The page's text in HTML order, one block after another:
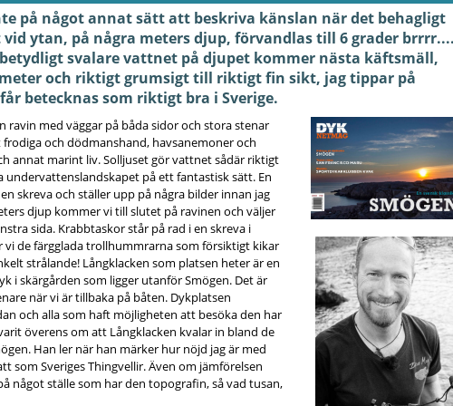
på något annat sätt att beskriva känslan när det behagligt
ytan, på några meters djup, förvandlas till 6 grader
svalare vattnet på djupet kommer nästa käftsmäll,
och riktigt grumsigt till riktigt fin sikt, jag tippar på
betecknas som riktigt bra i Sverige.
ravin med väggar på båda sidor och stora stenar
och dödmanshand, havsanemoner och
annat marint liv. Solljuset gör vattnet sådär riktigt
på ett fantastisk sätt. En
skreva och ställer upp på några bilder innan jag
djup kommer vi till slutet på ravinen och väljer
sida. Krabbtaskor står på rad i en skreva i
de färgglada trollhummrarna som försiktigt kikar
strålande! Långklacken som platsen heter är en
i skärgården som ligger utanför Smögen. Det är
när vi är tillbaka på båten. Dykplatsen
och alla som haft möjligheten att besöka den har
överens om att Långklacken kvalar in bland de
Han ler när han märker hur nöjd jag är med
som Sveriges Thingvellir. Även om jämförelsen
något ställe som har den topografin, så vad tusan,